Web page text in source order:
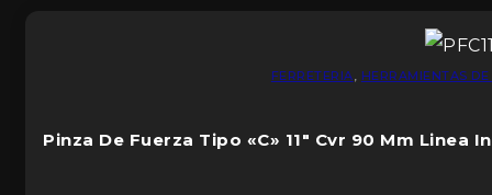
FERRETERIA, HERRAMIENTAS
Pinza De Fuerza Tipo «C» 11″ Cvr 90 Mm Linea